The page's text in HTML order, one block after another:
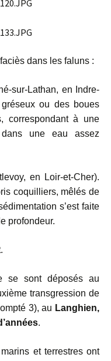
dans les faluns :
sur-Lathan, en Indre-
ou des boues
correspondant à une
une eau assez
en Loir-et-Cher).
coquilliers, mêlés de
s’est faite
profondeur.
se sont déposés au
transgression de
3), au Langhien,
.
et terrestres ont